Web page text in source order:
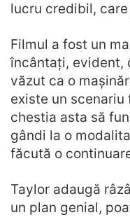
lucru credibil,
Filmul a fost un
încântați, evident,
văzut ca o
existe un
chestia asta să
gândi la o
făcută o
Taylor adaugă
un plan genial,